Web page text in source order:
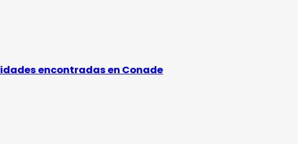
encontradas en Conade